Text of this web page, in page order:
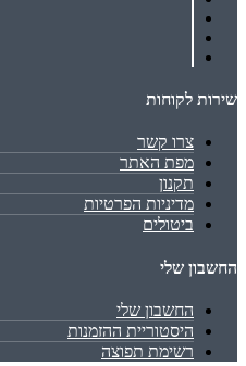
שירות לקוחות
צרו קשר
מפת האתר
תקנון
מדיניות הפרטיות
ביטולים
החשבון שלי
החשבון שלי
היסטוריית ההזמנות
רשימת תפוצה